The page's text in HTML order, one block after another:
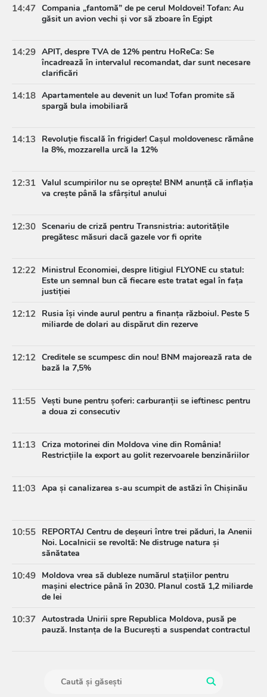
14:47 Compania „fantomă” de pe cerul Moldovei! Tofan: Au
găsit un avion vechi și vor să zboare în Egipt
14:29 APIT, despre TVA de 12% pentru HoReCa: Se
încadrează în intervalul recomandat, dar sunt necesare
clarificări
14:18 Apartamentele au devenit un lux! Tofan promite să
spargă bula imobiliară
14:13
Revoluție fiscală în frigider! Cașul moldovenesc rămâne
la 8%, mozzarella urcă la 12%
12:31 Valul scumpirilor nu se oprește! BNM anunță că inflația
va crește până la sfârșitul anului
12:30 Scenariu de criză pentru Transnistria: autoritățile
pregătesc măsuri dacă gazele vor fi oprite
12:22 Ministrul Economiei, despre litigiul FLYONE cu statul:
Este un semnal bun că fiecare este tratat egal în fața
justiției
12:12 Rusia își vinde aurul pentru a finanța războiul. Peste 5
miliarde de dolari au dispărut din rezerve
12:12 Creditele se scumpesc din nou! BNM majorează rata de
bază la 7,5%
11:55 Vești bune pentru șoferi: carburanții se ieftinesc pentru
a doua zi consecutiv
11:13 Criza motorinei din Moldova vine din România!
Restricțiile la export au golit rezervoarele benzinăriilor
11:03 Apa și canalizarea s-au scumpit de astăzi în Chișinău
10:55 REPORTAJ Centru de deșeuri între trei păduri, la Anenii
Noi. Localnicii se revoltă: Ne distruge natura și
sănătatea
10:49 Moldova vrea să dubleze numărul stațiilor pentru
mașini electrice până în 2030. Planul costă 1,2 miliarde
de lei
10:37 Autostrada Unirii spre Republica Moldova, pusă pe
pauză. Instanța de la București a suspendat contractul